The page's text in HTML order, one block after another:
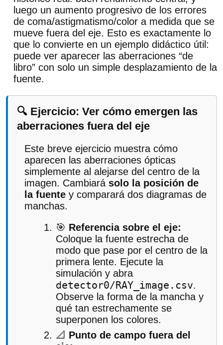
luego un aumento progresivo de los errores
de coma/astigmatismo/color a medida que se
mueve fuera del eje. Esto es exactamente lo
que lo convierte en un ejemplo didáctico útil:
puede ver aparecer las aberraciones “de
libro” con solo un simple desplazamiento de la
fuente.
🔍 Ejercicio: Ver cómo emergen las
aberraciones fuera del eje
Este breve ejercicio muestra cómo
aparecen las aberraciones ópticas
simplemente al alejarse del centro de la
imagen. Cambiará solo la posición de
la fuente y comparará dos diagramas de
manchas.
🎯 Referencia sobre el eje:
Coloque la fuente estrecha de
modo que pase por el centro de la
primera lente. Ejecute la
simulación y abra
detector0/RAY_image.csv.
Observe la forma de la mancha y
qué tan estrechamente se
superponen los colores.
📐 Punto de campo fuera del